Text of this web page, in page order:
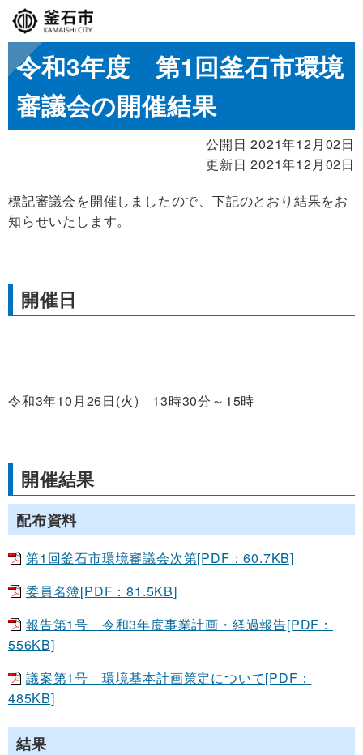
令和3年度 第1回釜石市環境
審議会の開催結果
公開日 2021年12月02日
更新日 2021年12月02日
標記審議会を開催しましたので、下記のとおり結果をお
知らせいたします。
開催日
令和3年10月26日(火) 13時30分～15時
開催結果
配布資料
第1回釜石市環境審議会次第[PDF：60.7KB]
委員名簿[PDF：81.5KB]
報告第1号 令和3年度事業計画・経過報告[PDF：
556KB]
議案第1号 環境基本計画策定について[PDF：
485KB]
結果